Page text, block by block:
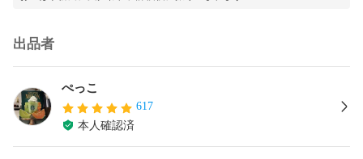
出品者
ぺっこ
617
本人確認済